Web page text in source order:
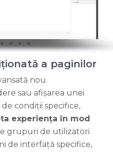
a paginilor
nou
sau afișarea unei
condiții specifice,
experiența în mod
grupuri de utilizatori
de interfață specifice,